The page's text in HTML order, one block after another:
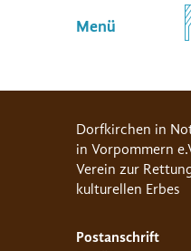
Menü
Dorfkirchen in
in Vorpommern
Verein zur
kulturellen Erbes
Postanschrift